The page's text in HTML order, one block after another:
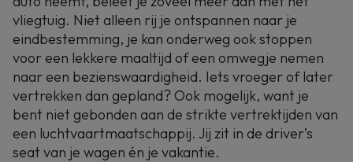
een goed idee.
Je hoeft niet aan te schuiven voor de
veiligheidscontroles op de luchthaven of te
wachten op je bagage. Met een ruime SUV, heb
je altijd zoveel meer vrijheid.
AUTOVAKANTIE TECHNOLOGIE
vliegtuig. Niet alleen rij je ontspannen naar je
eindbestemming, je kan onderweg ook stoppen
voor een lekkere maaltijd of een omwegje nemen
naar een bezienswaardigheid. Iets vroeger of later
vertrekken dan gepland? Ook mogelijk, want je
bent niet gebonden aan de strikte vertrektijden van
een luchtvaartmaatschappij. Jij zit in de driver’s
seat van je wagen én je vakantie.